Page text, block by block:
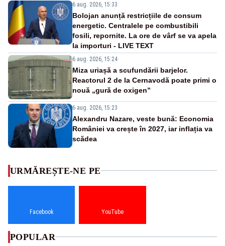
6 aug. 2026, 15:33
Bolojan anunță restricțiile de consum
energetic. Centralele pe combustibili
fosili, repornite. La ore de vârf se va apela
la importuri - LIVE TEXT
6 aug. 2026, 15:24
Miza uriașă a scufundării barjelor.
Reactorul 2 de la Cernavodă poate primi o
nouă „gură de oxigen”
6 aug. 2026, 15:23
Alexandru Nazare, veste bună: Economia
României va crește în 2027, iar inflația va
scădea
URMĂREȘTE-NE PE
Facebook YouTube
POPULAR